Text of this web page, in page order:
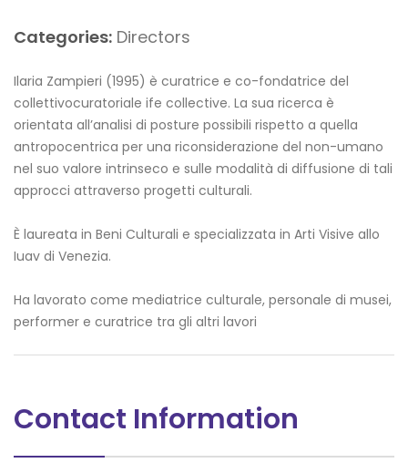
Categories: Directors
Ilaria Zampieri (1995) è curatrice e co-fondatrice del
collettivocuratoriale ife collective. La sua ricerca è
orientata all’analisi di posture possibili rispetto a quella
antropocentrica per una riconsiderazione del non-umano
nel suo valore intrinseco e sulle modalità di diffusione di tali
approcci attraverso progetti culturali.
È laureata in Beni Culturali e specializzata in Arti Visive allo
Iuav di Venezia.
Ha lavorato come mediatrice culturale, personale di musei,
performer e curatrice tra gli altri lavori
Contact Information